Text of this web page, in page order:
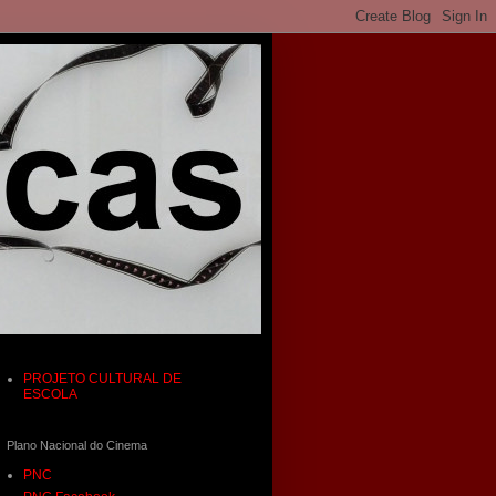
PROJETO CULTURAL DE
ESCOLA
Plano Nacional do Cinema
PNC